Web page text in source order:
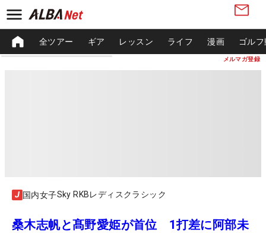
メルマガ登録
全ツアー ギア レッスン ライフ 漫画 ゴル
国内女子Sky RKBレディスクラシック
桑木志帆と髙野愛姫が首位 1打差に阿部未